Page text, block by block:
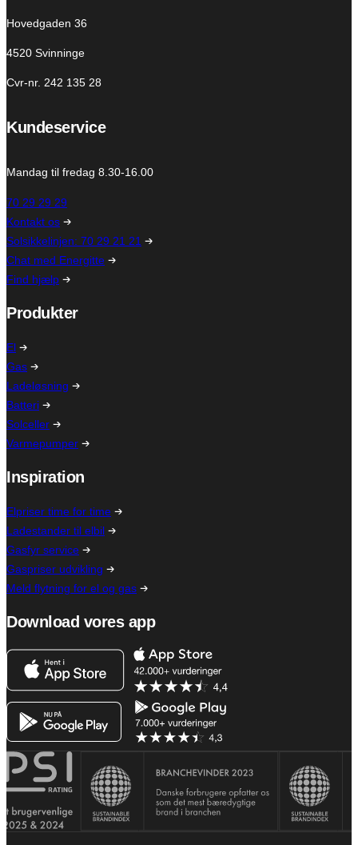
Hovedgaden 36
4520 Svinninge
Cvr-nr. 242 135 28
Kundeservice
Mandag til fredag 8.30-16.00
70 29 29 29
Kontakt os
Solsikkelinjen: 70 29 21 21
Chat med Energitte
Find hjælp
Produkter
El
Gas
Ladeløsning
Batteri
Solceller
Varmepumper
Inspiration
Elpriser time for time
Ladestander til elbil
Gasfyr service
Gaspriser udvikling
Meld flytning for el og gas
Download vores app